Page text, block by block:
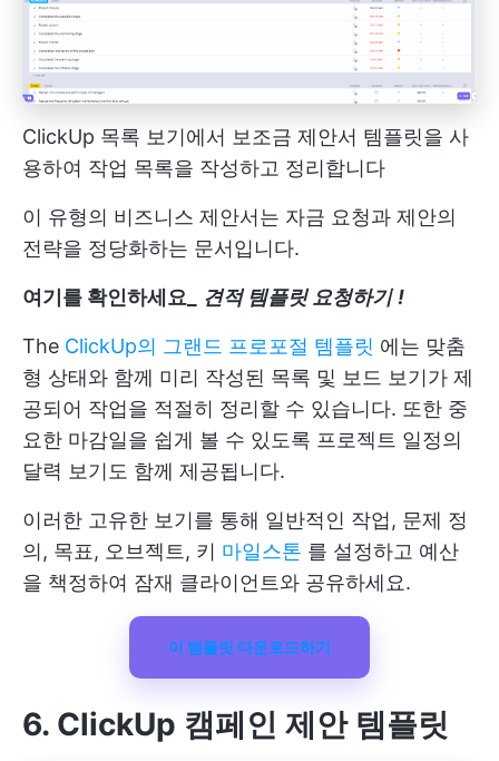
ClickUp 목록 보기에서 보조금 제안서 템플릿을 사
용하여 작업 목록을 작성하고 정리합니다
이 유형의 비즈니스 제안서는 자금 요청과 제안의
전략을 정당화하는 문서입니다.
여기를 확인하세요_ 견적 템플릿 요청하기 !
The ClickUp의 그랜드 프로포절 템플릿 에는 맞춤
형 상태와 함께 미리 작성된 목록 및 보드 보기가 제
공되어 작업을 적절히 정리할 수 있습니다. 또한 중
요한 마감일을 쉽게 볼 수 있도록 프로젝트 일정의
달력 보기도 함께 제공됩니다.
이러한 고유한 보기를 통해 일반적인 작업, 문제 정
의, 목표, 오브젝트, 키 마일스톤 를 설정하고 예산
을 책정하여 잠재 클라이언트와 공유하세요.
이 템플릿 다운로드하기
6. ClickUp 캠페인 제안 템플릿